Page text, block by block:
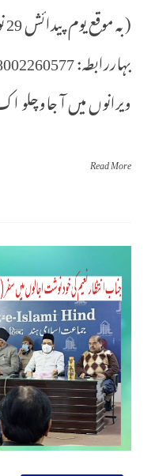
ویرانوں میں آ جاوچلو
Read More